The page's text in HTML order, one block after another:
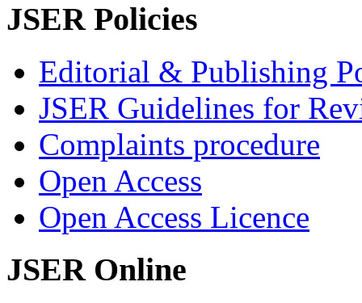
JSER Policies
Editorial & Publishing
JSER Guidelines for
Complaints procedure
Open Access
Open Access Licence
JSER Online